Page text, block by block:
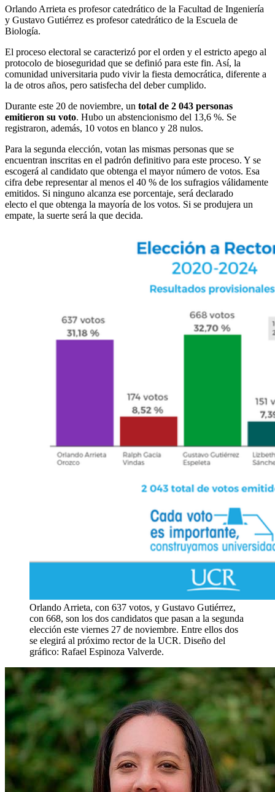
Orlando Arrieta es profesor catedrático de la Facultad de Ingeniería
y Gustavo Gutiérrez es profesor catedrático de la Escuela de
Biología.
El proceso electoral se caracterizó por el orden y el estricto apego al
protocolo de bioseguridad que se definió para este fin. Así, la
comunidad universitaria pudo vivir la fiesta democrática, diferente a
la de otros años, pero satisfecha del deber cumplido.
Durante este 20 de noviembre, un total de 2 043 personas
emitieron su voto. Hubo un abstencionismo del 13,6 %. Se
registraron, además, 10 votos en blanco y 28 nulos.
Para la segunda elección, votan las mismas personas que se
encuentran inscritas en el padrón definitivo para este proceso. Y se
escogerá al candidato que obtenga el mayor número de votos. Esa
cifra debe representar al menos el 40 % de los sufragios válidamente
emitidos. Si ninguno alcanza ese porcentaje, será declarado
electo el que obtenga la mayoría de los votos. Si se produjera un
empate, la suerte será la que decida.
Orlando Arrieta, con 637 votos, y Gustavo Gutiérrez,
con 668, son los dos candidatos que pasan a la segunda
elección este viernes 27 de noviembre. Entre ellos dos
se elegirá al próximo rector de la UCR. Diseño del
gráfico: Rafael Espinoza Valverde.